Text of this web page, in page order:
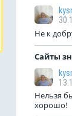
Не к
Сайты
Нельзя
хорошо!